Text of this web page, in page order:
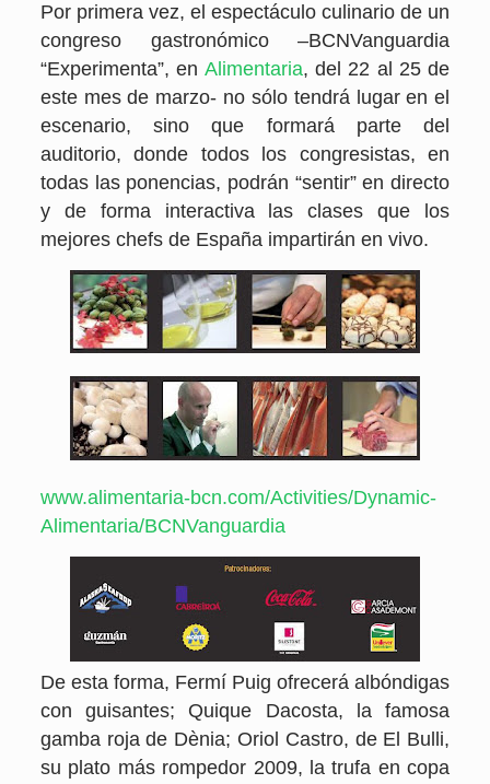
Por primera vez, el espectáculo culinario de un
congreso gastronómico –BCNVanguardia
“Experimenta”, en Alimentaria, del 22 al 25 de
este mes de marzo- no sólo tendrá lugar en el
escenario, sino que formará parte del
auditorio, donde todos los congresistas, en
todas las ponencias, podrán “sentir” en directo
y de forma interactiva las clases que los
mejores chefs de España impartirán en vivo.
www.alimentaria-bcn.com/Activities/Dynamic-
Alimentaria/BCNVanguardia
De esta forma, Fermí Puig ofrecerá albóndigas
con guisantes; Quique Dacosta, la famosa
gamba roja de Dènia; Oriol Castro, de El Bulli,
su plato más rompedor 2009, la trufa en copa